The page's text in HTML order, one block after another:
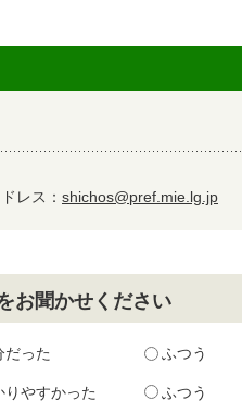
レス： shichos@pref.mie.lg.jp
お聞かせください
だった ふつう
りやすかった ふつう